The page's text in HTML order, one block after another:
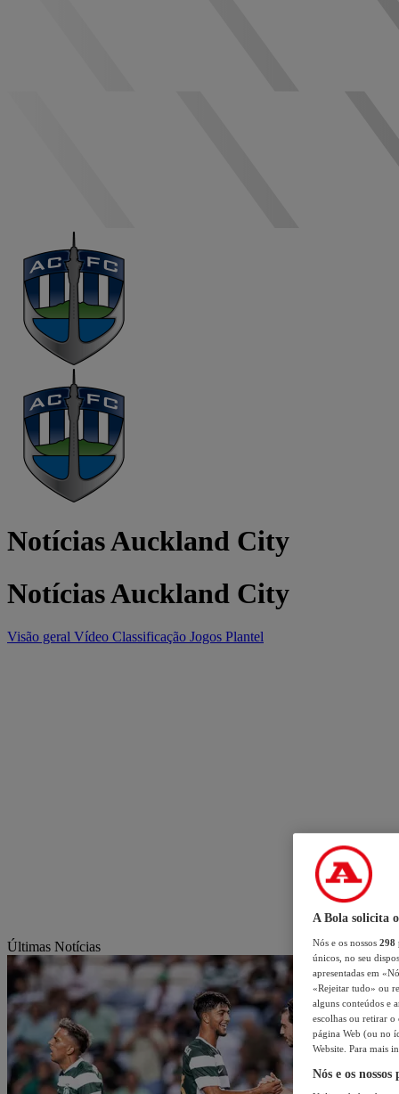
Notícias Auckland City
Notícias Auckland City
Visão geral Vídeo Classificação Jogos Plantel
Últimas Notícias
A Bola solicita
Nós e os nossos 298
únicos, no seu
apresentadas em
«Rejeitar tudo» ou
alguns conteúdos e
escolhas ou retirar
página Web (ou no
Website. Para mais
Nós e os